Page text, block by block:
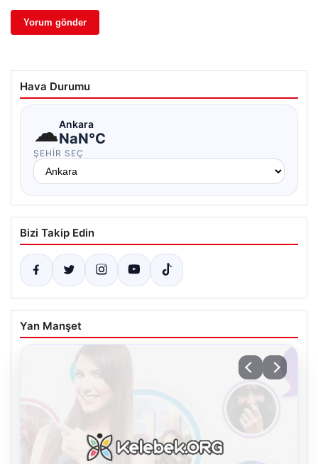
Hava Durumu
☁Ankara
NaN°C
ŞEHIR SEÇ
Bizi Takip Edin
Yan Manşet